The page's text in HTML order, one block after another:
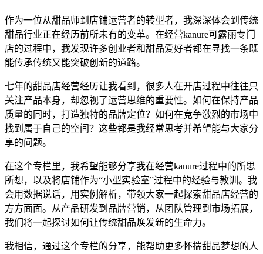
作为一位从甜品师到店铺运营者的转型者，我深深体会到传统
甜品行业正在经历前所未有的变革。在经营kanure可露丽专门
店的过程中，我发现许多创业者和甜品爱好者都在寻找一条既
能传承传统又能突破创新的道路。
七年的甜品店经营经历让我看到，很多人在开店过程中往往只
关注产品本身，却忽视了运营思维的重要性。如何在保持产品
质量的同时，打造独特的品牌定位？如何在竞争激烈的市场中
找到属于自己的空间？这些都是我经常思考并希望能与大家分
享的问题。
在这个专栏里，我希望能够分享我在经营kanure过程中的所思
所想，以及将店铺作为“小型实验室”过程中的经验与教训。我
会用数据说话，用实例解析，带领大家一起探索甜品店经营的
方方面面。从产品研发到品牌营销，从团队管理到市场拓展，
我们将一起探讨如何让传统甜品焕发新的生命力。
我相信，通过这个专栏的分享，能帮助更多怀揣甜品梦想的人